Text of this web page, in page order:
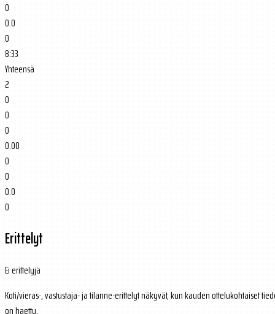
0
0.0
0
8:33
Yhteensä
2
0
0
0
0.00
0
0
0.0
0
Erittelyt
Ei erittelyjä
Koti/vieras-, vastustaja- ja tilanne-erittelyt näkyvät, kun kauden ottelukohtaiset
on haettu.